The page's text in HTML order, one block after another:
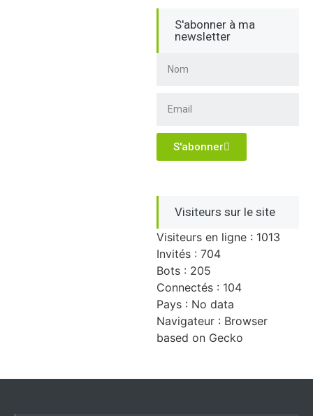
S'abonner à ma
newsletter
S'abonner
Visiteurs sur le site
Visiteurs en ligne : 1013
Invités : 704
Bots : 205
Connectés : 104
Pays : No data
Navigateur : Browser
based on Gecko